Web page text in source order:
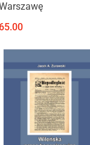
65.00